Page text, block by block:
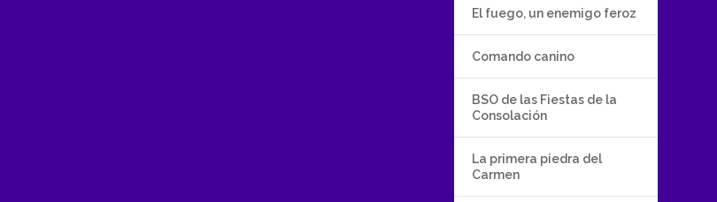
El fuego, un enemigo feroz
Comando canino
BSO de las Fiestas de la
Consolación
La primera piedra del
Carmen